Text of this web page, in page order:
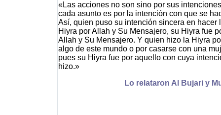
«Las acciones no son sino por sus
cada asunto es por la intención con que se
Así, quien puso su intención sincera en hacer
Hiyra por Allah y Su Mensajero, su Hiyra fue
Allah y Su Mensajero. Y quien hizo la Hiyra
algo de este mundo o por casarse con una
pues su Hiyra fue por aquello con cuya
hizo.»
Lo relataron Al Bujari y